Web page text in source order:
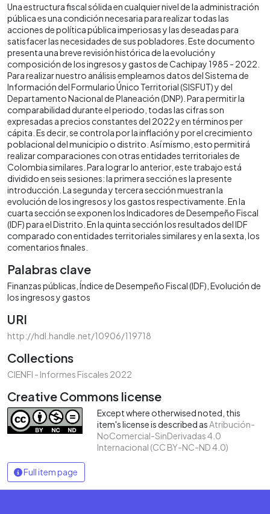
Una estructura fiscal sólida en cualquier nivel de la administración
pública es una condición necesaria para realizar todas las
acciones de política pública imperiosas y las deseadas para
satisfacer las necesidades de sus pobladores. Este documento
presenta una breve revisión histórica de la evolución y
composición de los ingresos y gastos de Cachipay 1985 - 2022.
Para realizar nuestro análisis empleamos datos del Sistema de
Información del Formulario Único Territorial (SISFUT) y del
Departamento Nacional de Planeación (DNP). Para permitir la
comparabilidad durante el periodo, todas las cifras son
expresadas a precios constantes del 2022 y en términos per
cápita. Es decir, se controla por la inflación y por el crecimiento
poblacional del municipio o distrito. Así mismo, esto permitirá
realizar comparaciones con otras entidades territoriales de
Colombia similares. Para lograr lo anterior, este trabajo está
dividido en seis sesiones: la primera sección es la presente
introducción. La segunda y tercera sección muestran la
evolución de los ingresos y los gastos respectivamente. En la
cuarta sección se exponen los Indicadores de Desempeño Fiscal
(IDF) para el Distrito. En la quinta sección los resultados del IDF
comparado con entidades territoriales similares y en la sexta, los
comentarios finales.
Palabras clave
Finanzas públicas Índice de Desempeño Fiscal (IDF) Evolución de
los ingresos y gastos
URI
http://hdl.handle.net/10906/119718
Collections
CIENFI - Informes Fiscales 2022
Creative Commons license
Except where otherwised noted, this
item's license is described asAtribución-
NoComercial-SinDerivadas 4.0
Internacional (CC BY-NC-ND 4.0)
Full item page